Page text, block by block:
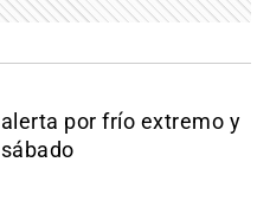
por frío extremo y